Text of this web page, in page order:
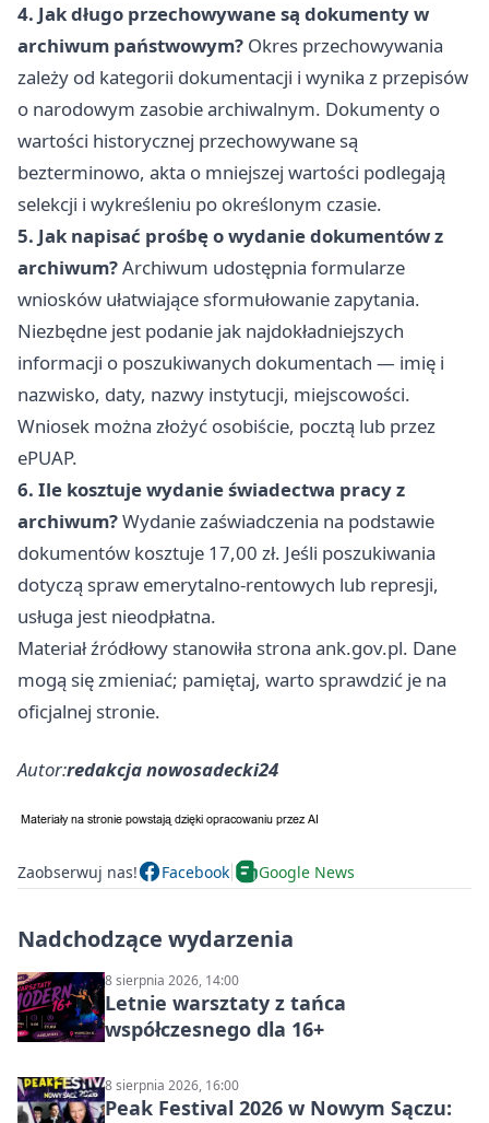
4. Jak długo przechowywane są dokumenty w
archiwum państwowym? Okres przechowywania
zależy od kategorii dokumentacji i wynika z przepisów
o narodowym zasobie archiwalnym. Dokumenty o
wartości historycznej przechowywane są
bezterminowo, akta o mniejszej wartości podlegają
selekcji i wykreśleniu po określonym czasie.
5. Jak napisać prośbę o wydanie dokumentów z
archiwum?Archiwum udostępnia formularze
wniosków ułatwiające sformułowanie zapytania.
Niezbędne jest podanie jak najdokładniejszych
informacji o poszukiwanych dokumentach — imię i
nazwisko, daty, nazwy instytucji, miejscowości.
Wniosek można złożyć osobiście, pocztą lub przez
ePUAP.
6. Ile kosztuje wydanie świadectwa pracy z
archiwum?Wydanie zaświadczenia na podstawie
dokumentów kosztuje 17,00 zł. Jeśli poszukiwania
dotyczą spraw emerytalno-rentowych lub represji,
usługa jest nieodpłatna.
Materiał źródłowy stanowiła strona ank.gov.pl. Dane
mogą się zmieniać; pamiętaj, warto sprawdzić je na
oficjalnej stronie.
Autor:redakcja nowosadecki24
Zaobserwuj nas! Facebook Google News
Nadchodzące wydarzenia
8 sierpnia 2026, 14:00
Letnie warsztaty z tańca
współczesnego dla 16+
8 sierpnia 2026, 16:00
Peak Festival 2026 w Nowym Sączu: